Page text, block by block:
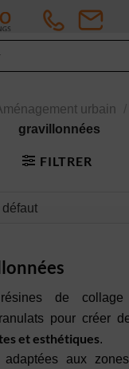
urbain
gravillonnées
FILTRER
de
pour créer
et esthétiques.
aux